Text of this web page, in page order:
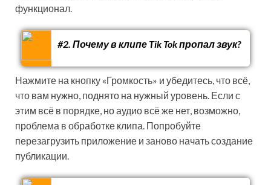
функционал.
#2. Почему в клипе Tik Tok пропал звук?
Нажмите на кнопку «Громкость» и убедитесь, что всё,
что вам нужно, поднято на нужный уровень. Если с
этим всё в порядке, но аудио всё же нет, возможно,
проблема в обработке клипа. Попробуйте
перезагрузить приложение и заново начать создание
публикации.